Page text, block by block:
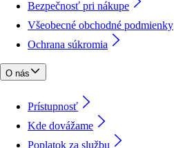
Bezpečnosť pri nákupe
Všeobecné obchodné podmienky
Ochrana súkromia
O nás
Prístupnosť
Kde dovážame
Poplatok za službu